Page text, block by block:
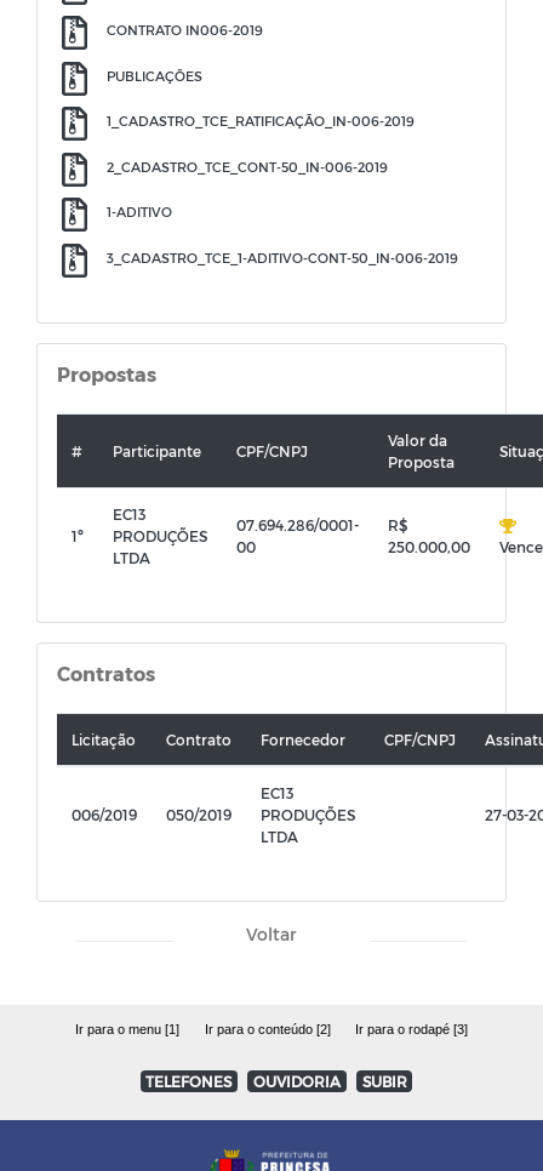
CONTRATO IN006-2019
PUBLICAÇÕES
1_CADASTRO_TCE_RATIFICAÇÃO_IN-006-2019
2_CADASTRO_TCE_CONT-50_IN-006-2019
1-ADITIVO
3_CADASTRO_TCE_1-ADITIVO-CONT-50_IN-006-2019
Propostas
# Participante CPF/CNPJ
Valor da
Proposta
1º
EC13
PRODUÇÕES
LTDA
07.694.286/0001-
00
R$
250.000,00
Contratos
Licitação Contrato Fornecedor CPF/CNPJ
006/2019 050/2019
EC13
PRODUÇÕES
LTDA
27-03-
Voltar
Ir para o menu [1] Ir para o conteúdo [2] Ir para o rodapé [3]
TELEFONES OUVIDORIA SUBIR